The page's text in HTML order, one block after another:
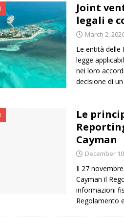
Joint
legali e
March 2,
Le entità delle
legge
nei loro
decisione di
Le
Cayman
December
Il 27
Cayman il
informazioni
Regolamento